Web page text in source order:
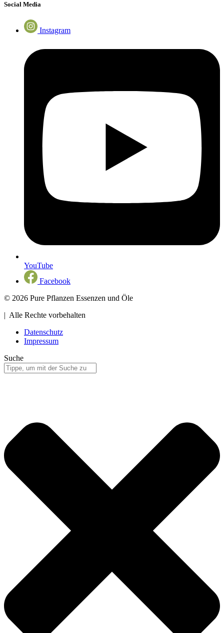
Social Media
Instagram
YouTube
Facebook
© 2026 Pure Pflanzen Essenzen und Öle
| Alle Rechte vorbehalten
Datenschutz
Impressum
Suche